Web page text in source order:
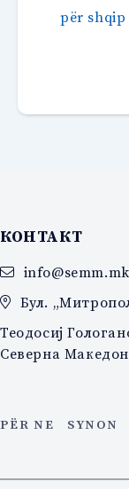
për
КОНТАКТ
info@semm.mk
Бул.
Теодосиј
Северна
PËR NE SYNON